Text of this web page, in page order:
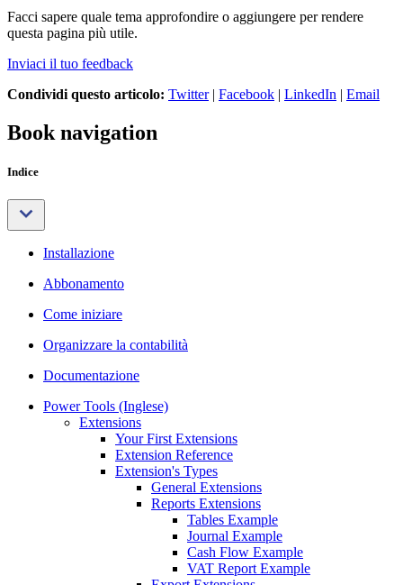
Facci sapere quale tema approfondire o aggiungere per rendere
questa pagina più utile.
Inviaci il tuo feedback
Condividi questo articolo: Twitter| Facebook | LinkedIn | Email
Book navigation
Indice
Installazione
Abbonamento
Come iniziare
Organizzare la contabilità
Documentazione
Power Tools (Inglese)
Extensions
Your First Extensions
Extension Reference
Extension's Types
General Extensions
Reports Extensions
Tables Example
Journal Example
Cash Flow Example
VAT Report Example